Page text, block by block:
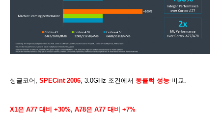
싱글코어, SPECint 2006, 3.0GHz 조건에서 동클럭 성능 비교.
X1은 A77 대비 +30%, A78은 A77 대비 +7%